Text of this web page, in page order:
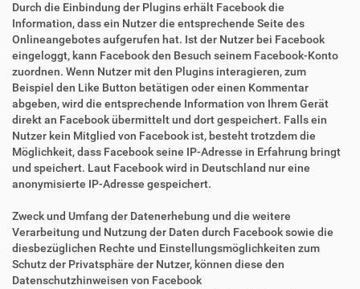
Durch die Einbindung der Plugins erhält Facebook die
Information, dass ein Nutzer die entsprechende Seite des
Onlineangebotes aufgerufen hat. Ist der Nutzer bei Facebook
eingeloggt, kann Facebook den Besuch seinem Facebook-Konto
zuordnen. Wenn Nutzer mit den Plugins interagieren, zum
Beispiel den Like Button betätigen oder einen Kommentar
abgeben, wird die entsprechende Information von Ihrem Gerät
direkt an Facebook übermittelt und dort gespeichert. Falls ein
Nutzer kein Mitglied von Facebook ist, besteht trotzdem die
Möglichkeit, dass Facebook seine IP-Adresse in Erfahrung bringt
und speichert. Laut Facebook wird in Deutschland nur eine
anonymisierte IP-Adresse gespeichert.
Zweck und Umfang der Datenerhebung und die weitere
Verarbeitung und Nutzung der Daten durch Facebook sowie die
diesbezüglichen Rechte und Einstellungsmöglichkeiten zum
Schutz der Privatsphäre der Nutzer, können diese den
Datenschutzhinweisen von Facebook